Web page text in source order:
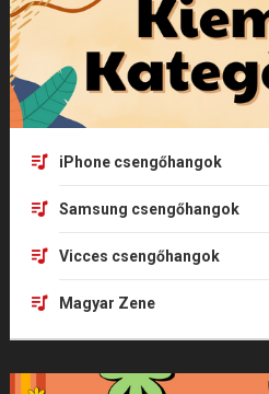
iPhone csengőhangok
Samsung csengőhangok
Vicces csengőhangok
Magyar Zene